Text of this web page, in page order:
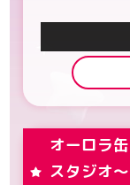
オーロラ
スタジオ